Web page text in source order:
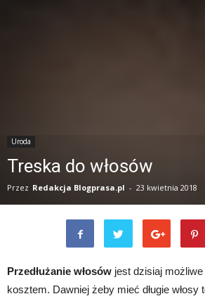
Uroda
Treska do włosów
Przez Redakcja Blogprasa.pl - 23 kwietnia 2018
Przedłużanie włosów jest dzisiaj
kosztem. Dawniej żeby mieć długie włosy